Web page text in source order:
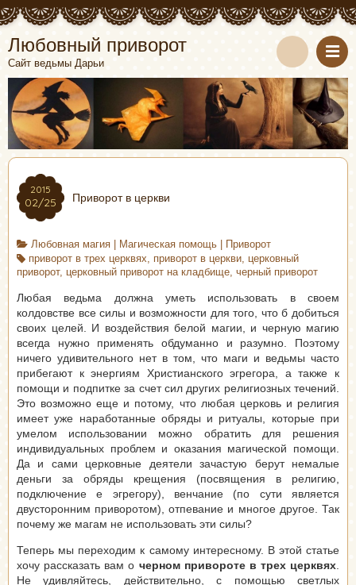
Любовный приворот
Сайт ведьмы Дарьи
2015
02/25 Приворот в церкви
Любовная магия| Магическая помощь|
Приворот
приворот в трех церквях, приворот в церкви, церковный
приворот, церковный приворот на кладбище, черный приворот
Любая ведьма должна уметь использовать в своем
колдовстве все силы и возможности для того, что б добиться
своих целей. И воздействия белой магии, и черную магию
всегда нужно применять обдуманно и разумно. Поэтому
ничего удивительного нет в том, что маги и ведьмы часто
прибегают к энергиям Христианского эгрегора, а также к
помощи и подпитке за счет сил других религиозных течений.
Это возможно еще и потому, что любая церковь и религия
имеет уже наработанные обряды и ритуалы, которые при
умелом использовании можно обратить для решения
индивидуальных проблем и оказания магической помощи.
Да и сами церковные деятели зачастую берут немалые
деньги за обряды крещения (посвящения в религию,
подключение е эгрегору), венчание (по сути является
двусторонним приворотом), отпевание и многое другое. Так
почему же магам не использовать эти силы?
Теперь мы переходим к самому интересному. В этой статье
хочу рассказать вам о черном привороте в трех церквях
Не удивляйтесь, действительно, с помощью светлых